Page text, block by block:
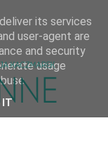
its services
user-agent are
and security
usage
IT